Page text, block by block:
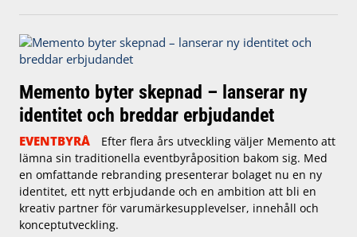
Memento byter skepnad – lanserar ny
identitet och breddar erbjudandet
EVENTBYRÅ
Efter flera års utveckling väljer Memento att
lämna sin traditionella eventbyråposition bakom sig. Med
en omfattande rebranding presenterar bolaget nu en ny
identitet, ett nytt erbjudande och en ambition att bli en
kreativ partner för varumärkesupplevelser, innehåll och
konceptutveckling.